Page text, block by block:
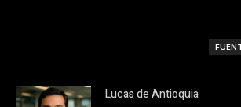
Lucas de Antioquia